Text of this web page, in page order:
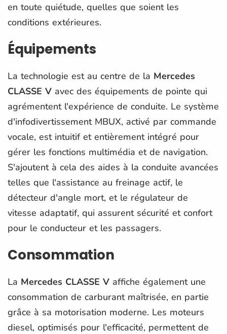
en toute quiétude, quelles que soient les
conditions extérieures.
Équipements
La technologie est au centre de la Mercedes
CLASSE V avec des équipements de pointe qui
agrémentent l'expérience de conduite. Le système
d'infodivertissement MBUX, activé par commande
vocale, est intuitif et entièrement intégré pour
gérer les fonctions multimédia et de navigation.
S'ajoutent à cela des aides à la conduite avancées
telles que l'assistance au freinage actif, le
détecteur d'angle mort, et le régulateur de
vitesse adaptatif, qui assurent sécurité et confort
pour le conducteur et les passagers.
Consommation
La Mercedes CLASSE V affiche également une
consommation de carburant maîtrisée, en partie
grâce à sa motorisation moderne. Les moteurs
diesel, optimisés pour l'efficacité, permettent de